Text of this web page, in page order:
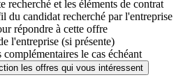
recherché et les éléments de contrat
du candidat recherché par l'entreprise
répondre à cette offre
l'entreprise (si présente)
le cas échéant
les offres qui vous intéressent